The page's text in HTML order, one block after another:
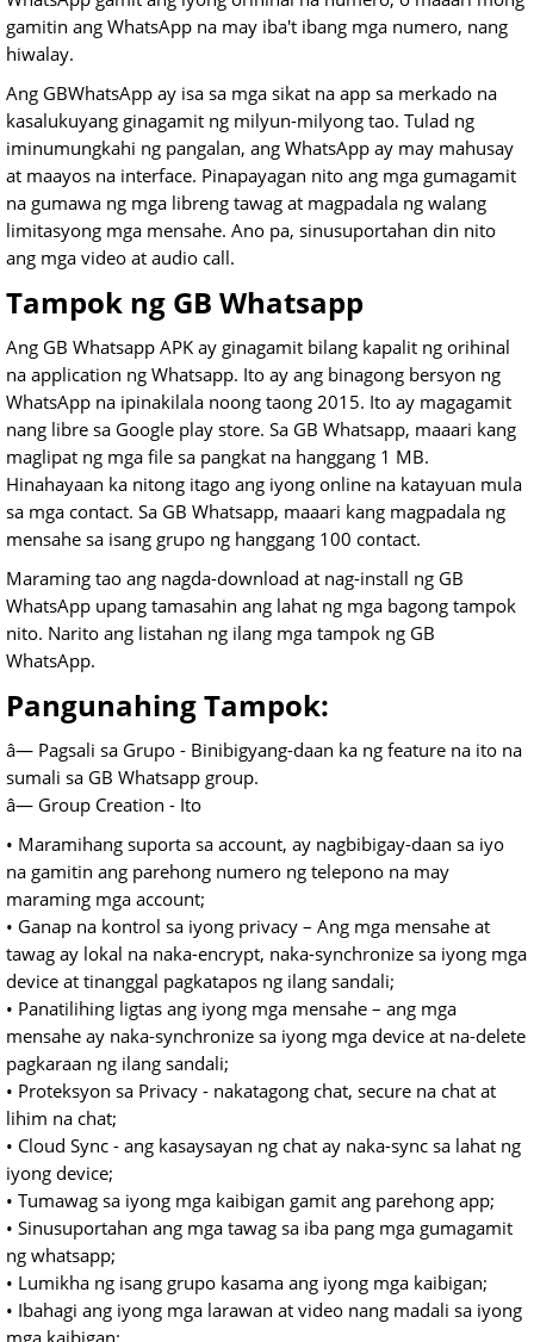
gamitin ang WhatsApp na may iba't ibang mga numero, nang
hiwalay.
Ang GBWhatsApp ay isa sa mga sikat na app sa merkado na
kasalukuyang ginagamit ng milyun-milyong tao. Tulad ng
iminumungkahi ng pangalan, ang WhatsApp ay may mahusay
at maayos na interface. Pinapayagan nito ang mga gumagamit
na gumawa ng mga libreng tawag at magpadala ng walang
limitasyong mga mensahe. Ano pa, sinusuportahan din nito
ang mga video at audio call.
Tampok ng GB Whatsapp
Ang GB Whatsapp APK ay ginagamit bilang kapalit ng orihinal
na application ng Whatsapp. Ito ay ang binagong bersyon ng
WhatsApp na ipinakilala noong taong 2015. Ito ay magagamit
nang libre sa Google play store. Sa GB Whatsapp, maaari kang
maglipat ng mga file sa pangkat na hanggang 1 MB.
Hinahayaan ka nitong itago ang iyong online na katayuan mula
sa mga contact. Sa GB Whatsapp, maaari kang magpadala ng
mensahe sa isang grupo ng hanggang 100 contact.
Maraming tao ang nagda-download at nag-install ng GB
WhatsApp upang tamasahin ang lahat ng mga bagong tampok
nito. Narito ang listahan ng ilang mga tampok ng GB
WhatsApp.
Pangunahing Tampok:
â— Pagsali sa Grupo - Binibigyang-daan ka ng feature na ito na
sumali sa GB Whatsapp group.
â— Group Creation - Ito
• Maramihang suporta sa account, ay nagbibigay-daan sa iyo
na gamitin ang parehong numero ng telepono na may
maraming mga account;
• Ganap na kontrol sa iyong privacy – Ang mga mensahe at
tawag ay lokal na naka-encrypt, naka-synchronize sa iyong mga
device at tinanggal pagkatapos ng ilang sandali;
• Panatilihing ligtas ang iyong mga mensahe – ang mga
mensahe ay naka-synchronize sa iyong mga device at na-delete
pagkaraan ng ilang sandali;
• Proteksyon sa Privacy - nakatagong chat, secure na chat at
lihim na chat;
• Cloud Sync - ang kasaysayan ng chat ay naka-sync sa lahat ng
iyong device;
• Tumawag sa iyong mga kaibigan gamit ang parehong app;
• Sinusuportahan ang mga tawag sa iba pang mga gumagamit
ng whatsapp;
• Lumikha ng isang grupo kasama ang iyong mga kaibigan;
• Ibahagi ang iyong mga larawan at video nang madali sa iyong